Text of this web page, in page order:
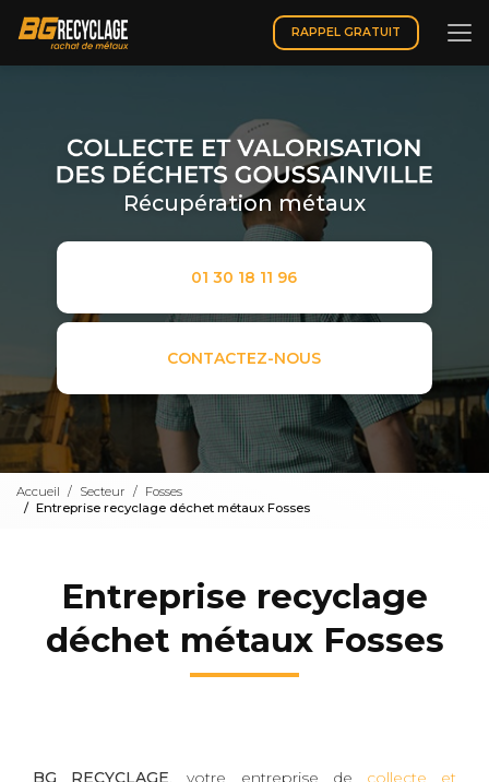
contenu
principal
RAPPEL GRATUIT
Récupération métaux
01 30 18 11 96
CONTACTEZ-NOUS
Accueil Secteur
Fosses
Entreprise recyclage déchet métaux Fosses
Entreprise recyclage
déchet métaux Fosses
BG RECYCLAGE, votre entreprise de collecte et